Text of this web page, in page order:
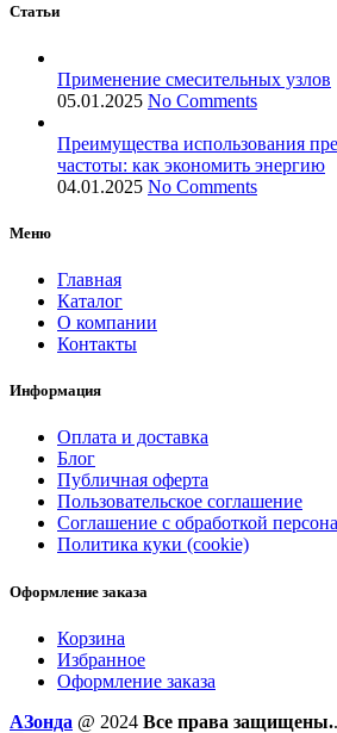
Статьи
Применение смесительных узлов
05.01.2025 No Comments
Преимущества использования
частоты: как экономить энергию
04.01.2025 No Comments
Меню
Главная
Каталог
О компании
Контакты
Информация
Оплата и доставка
Блог
Публичная оферта
Пользовательское соглашение
Соглашение с обработкой
Политика куки (cookie)
Оформление заказа
Корзина
Избранное
Оформление заказа
AЗонда @ 2024 Все права защищены..